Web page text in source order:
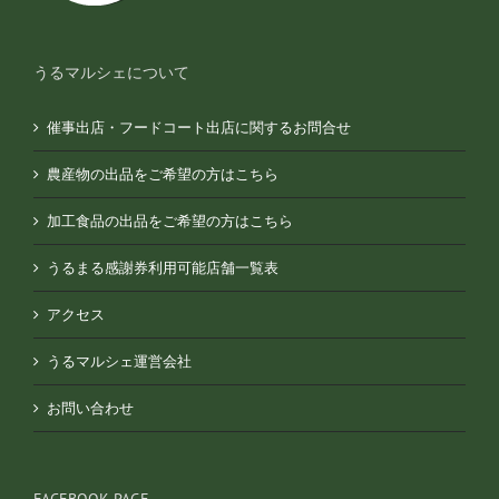
うるマルシェについて
催事出店・フードコート出店に関するお問合せ
農産物の出品をご希望の方はこちら
加工食品の出品をご希望の方はこちら
うるまる感謝券利用可能店舗一覧表
アクセス
うるマルシェ運営会社
お問い合わせ